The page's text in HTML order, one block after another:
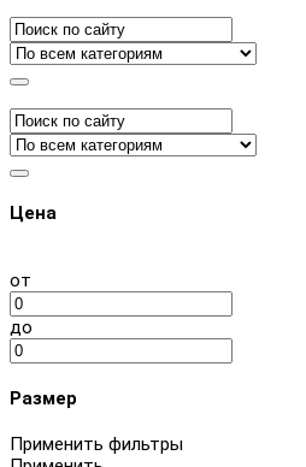
Цена
от
до
Размер
Применить фильтры